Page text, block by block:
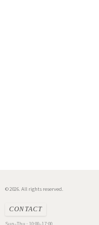
© 2026. All rights reserved.
CONTACT
Sun–Thu · 10:00–17:00